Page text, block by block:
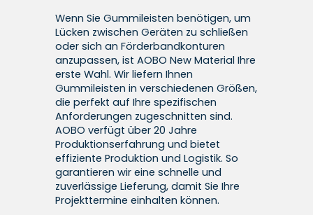
Wenn Sie Gummileisten benötigen, um
Lücken zwischen Geräten zu schließen
oder sich an Förderbandkonturen
anzupassen, ist AOBO New Material Ihre
erste Wahl. Wir liefern Ihnen
Gummileisten in verschiedenen Größen,
die perfekt auf Ihre spezifischen
Anforderungen zugeschnitten sind.
AOBO verfügt über 20 Jahre
Produktionserfahrung und bietet
effiziente Produktion und Logistik. So
garantieren wir eine schnelle und
zuverlässige Lieferung, damit Sie Ihre
Projekttermine einhalten können.